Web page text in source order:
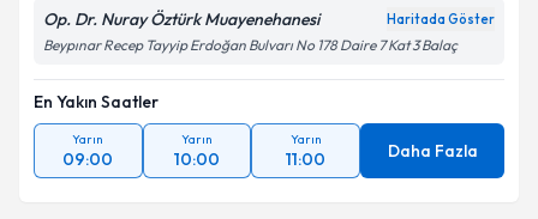
Op. Dr. Nuray Öztürk Muayenehanesi Haritada Göster
Beypınar Recep Tayyip Erdoğan Bulvarı No 178 Daire 7 Kat 3 Balaç
En Yakın Saatler
Yarın
09:00
Yarın
10:00
Yarın
11:00 Daha Fazla